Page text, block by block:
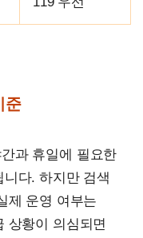
준
과 휴일에 필요한
다. 하지만 검색
제 운영 여부는
상황이 의심되면